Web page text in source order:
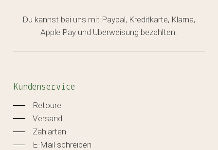
Du kannst bei uns mit Paypal, Kreditkarte, Klarna,
Apple Pay und Überweisung bezahlten.
Kundenservice
Retoure
Versand
Zahlarten
E-Mail schreiben